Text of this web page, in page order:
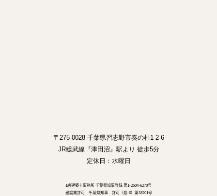
〒275-0028 千葉県習志野市奏の杜1-2-6
JR総武線『津田沼』駅より 徒歩5分
定休日：水曜日
1級建築士事務所 千葉県知事登録 第1-2504-6270号
建設業許可 千葉県知事 許可（般-6）第38201号